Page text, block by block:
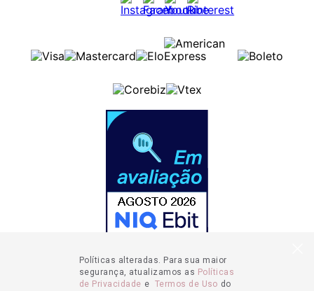
Políticas alteradas. Para sua maior
segurança, atualizamos as Políticas
de Privacidade e Termos de Uso do